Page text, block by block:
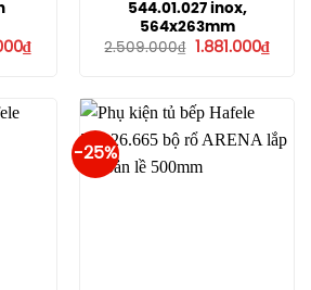
₫Giá
hiện
1.472.000₫.
544.01.027 inox,
564x263mm
2.509.000₫
Giá
1.881.000₫Giá
hiện
-25%